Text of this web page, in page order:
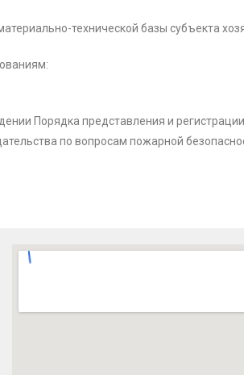
технической базы субъекта
Порядка представления и
по вопросам пожарной